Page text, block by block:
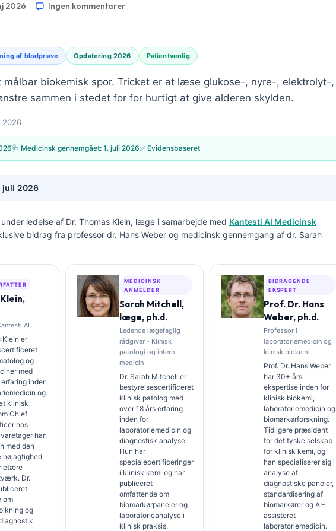
2026 Ingen kommentarer
af blodprøve Opdatering 2026 Patientvenlig
målbar biokemisk spor. Tricket er at læse glukose-, nyre-, elektrolyt-,
sammen i stedet for for hurtigt at give alderen skylden.
2026
🩺 Medicinsk gennemgået: 1. juli 2026✅ Evidensbaseret
juli 2026
ledelse af Dr. Thomas Klein, læge i samarbejde med Kantesti AI Medicinsk
bidrag fra professor dr. Hans Weber og medicinsk gennemgang af dr. Sarah
AI
Klein er
og
med
inden
og
klinisk
Chief
hos
han
med den
nøjagtighed
Dr.
om
og
MEDICINSK
ANMELDER
Sarah Mitchell,
læge, ph.d.
Ledende lægefaglig
rådgiver - Klinisk
patologi og intern
medicin
Dr. Sarah Mitchell er
bestyrelsescertificeret
klinisk patolog med
over 18 års erfaring
inden for
laboratoriemedicin og
diagnostisk analyse.
Hun har
specialecertificeringer
i klinisk kemi og har
publiceret
omfattende om
biomarkørpaneler og
laboratorieanalyse i
klinisk praksis.
BIDRAGENDE
EKSPERT
Prof. Dr. Hans
Weber, ph.d.
Professor i
laboratoriemedicin og
klinisk biokemi
Prof. Dr. Hans Weber
har 30+ års
ekspertise inden for
klinisk biokemi,
laboratoriemedicin og
biomarkørforskning.
Tidligere præsident
for det tyske selskab
for klinisk kemi, og
han specialiserer sig i
analyse af
diagnostiske paneler,
standardisering af
biomarkører og AI-
assisteret
laboratoriemedicin.